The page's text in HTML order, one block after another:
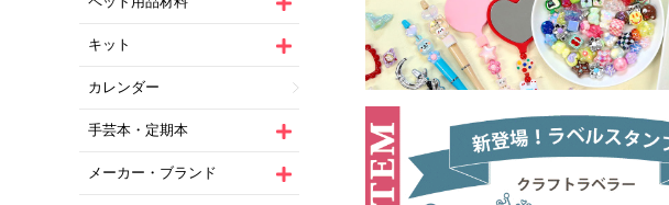
キット
カレンダー
手芸本・定期本
メーカー・ブランド